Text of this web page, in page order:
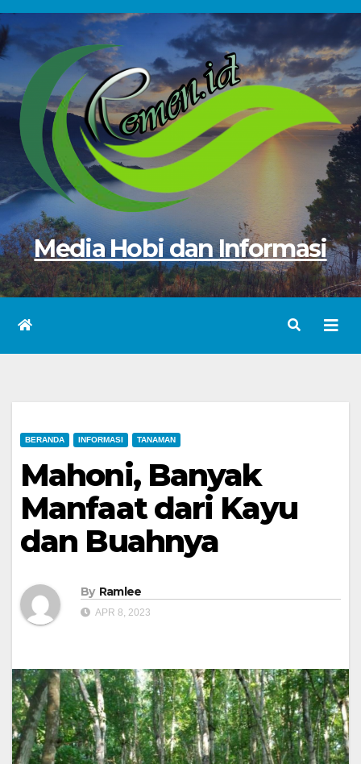
Skip
to
content
Media Hobi dan Informasi
BERANDA INFORMASI TANAMAN
Mahoni, Banyak
Manfaat dari Kayu
dan Buahnya
By Ramlee
APR 8, 2023